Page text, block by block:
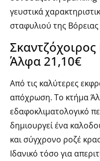
γευστικά
σταφυλιού της
Άλφα 21,10€
Από τις καλύτερες
απόχρωση. Το κτήμα
εδαφοκλιματολογικό
δημιουργεί ένα
και σύγχρονο ροζέ
Ιδανικό τόσο για